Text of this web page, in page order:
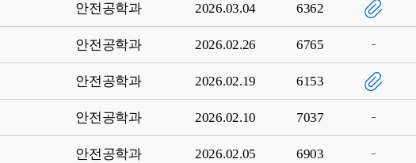
안전공학과 2026.03.04 6362
안전공학과 2026.02.26 6765
안전공학과 2026.02.19 6153
안전공학과 2026.02.10 7037
안전공학과 2026.02.05 6903